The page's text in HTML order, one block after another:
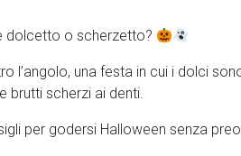
dolcetto o scherzetto?
l’angolo, una festa in cui i dolci
brutti scherzi ai denti.
per godersi Halloween senza